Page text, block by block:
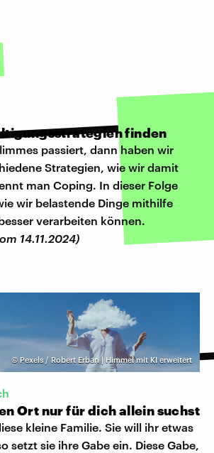
finden
passiert, dann haben wir
Strategien, wie wir damit
man Coping. In dieser Folge
wir belastende Dinge mithilfe
verarbeiten können.
14.11.2024)
© Pexels / Robert Erban | Himmel mit KI erweitert
Ort nur für dich allein suchst
kleine Familie. Sie will ihr etwas
setzt sie ihre Gabe ein. Diese Gabe,